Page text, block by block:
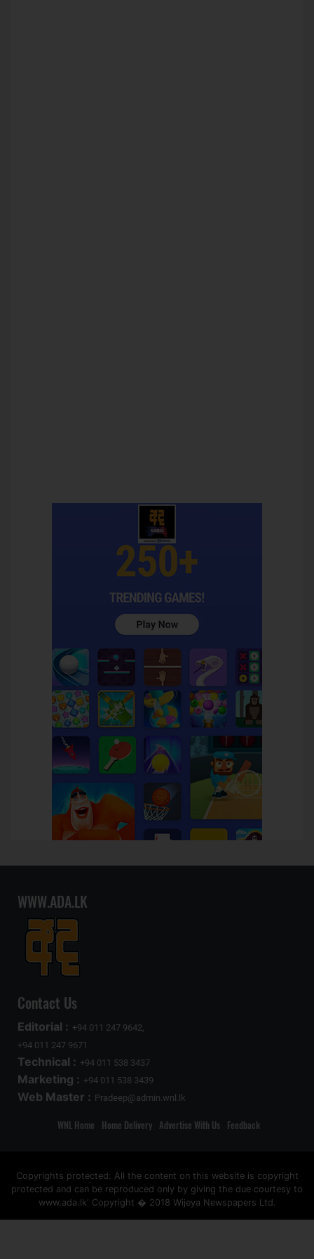
WWW.ADA.LK
Contact Us
Editorial : +94 011 247 9642,
+94 011 247 9671
Technical : +94 011 538 3437
Marketing : +94 011 538 3439
Web Master : Pradeep@admin.wnl.lk
WNL Home Home Delivery Advertise With Us Feedback
Copyrights protected: All the content on this website is copyright
protected and can be reproduced only by giving the due courtesy to
www.ada.lk' Copyright � 2018 Wijeya Newspapers Ltd.